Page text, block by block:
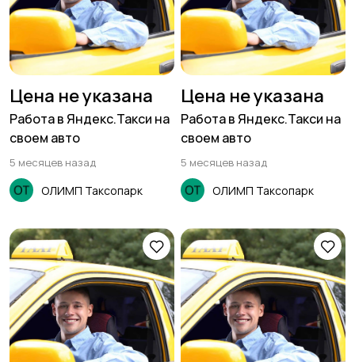
Цена не указана
Работа в Яндекс.Такси на
своем авто
5 месяцев назад
ОЛИМП Таксопарк
Цена не указана
Работа в Яндекс.Такси на
своем авто
5 месяцев назад
ОЛИМП Таксопарк